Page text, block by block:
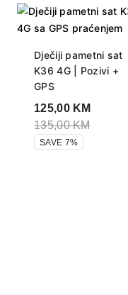
Dječiji pametni sat
K36 4G | Pozivi +
GPS
125,00 KM
135,00KM
SAVE 7%